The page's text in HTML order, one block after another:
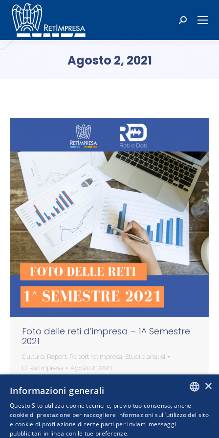
Cerca:
Agosto 2, 2021
Foto delle reti d’impresa – 1^ Semestre
2021
Cultura, Report, Report retImpresa, Studi e analisi
Di Retimpresa Agosto 2, 2021
La foto delle reti d’impresa – 1° semestre 2021
contiene una sintesi dell’evoluzione del
fenomeno aggregativo, utilizzando i dati e i
grafici di RED-Reti e Dati, il nuovo portale di…
ITALIAN
×
Informazioni generali
Questo Sito utilizza cookie tecnici e, previo tuo consenso, anche
cookie di prestazione per raccogliere informazioni sull’utilizzo del sito
e cookie di profilazione di terze parti per inviarti messaggi
pubblicitari in linea con le tue preferenze.